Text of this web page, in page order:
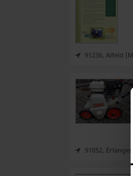
91236, Alfeld
91052, Erlangen